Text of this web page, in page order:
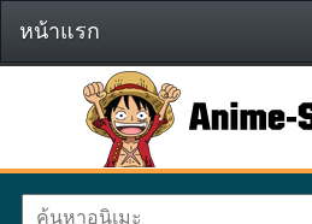
หน้าแรก